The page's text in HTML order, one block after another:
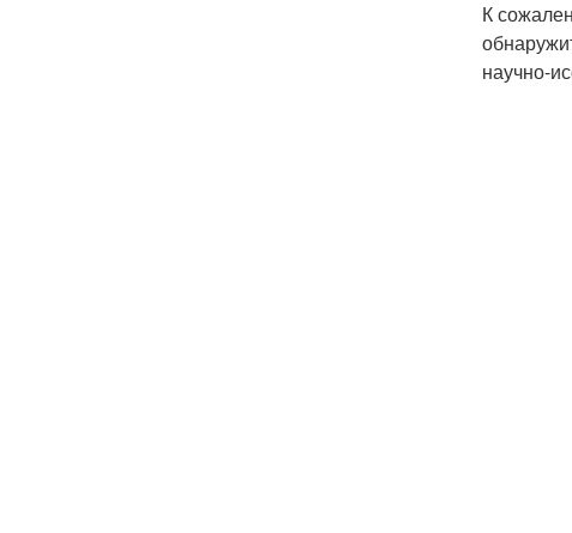
К
научно-